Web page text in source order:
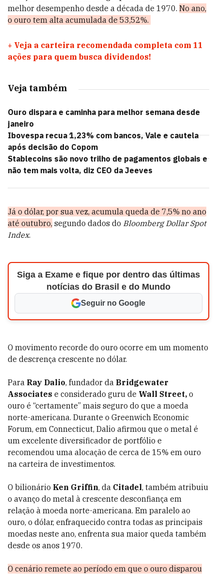
melhor desempenho desde a década de 1970. No ano,
o ouro tem alta acumulada de 53,52%.
+ Veja a carteira recomendada completa com 11
ações para quem busca dividendos!
Veja também
Ouro dispara e caminha para melhor semana desde
janeiro
Ibovespa recua 1,23% com bancos, Vale e cautela
após decisão do Copom
Stablecoins são novo trilho de pagamentos globais e
não tem mais volta, diz CEO da Jeeves
Já o dólar, por sua vez, acumula queda de 7,5% no ano
até outubro, segundo dados do Bloomberg Dollar Spot
Index.
Siga a Exame e fique por dentro das últimas
notícias do Brasil e do Mundo
Seguir no Google
O movimento recorde do ouro ocorre em um momento
de descrença crescente no dólar.
Para Ray Dalio, fundador da Bridgewater
Associates e considerado guru de Wall Street, o
ouro é “certamente” mais seguro do que a moeda
norte-americana. Durante o Greenwich Economic
Forum, em Connecticut, Dalio afirmou que o metal é
um excelente diversificador de portfólio e
recomendou uma alocação de cerca de 15% em ouro
na carteira de investimentos.
O bilionário Ken Griffin, da Citadel, também atribuiu
o avanço do metal à crescente desconfiança em
relação à moeda norte-americana. Em paralelo ao
ouro, o dólar, enfraquecido contra todas as principais
moedas neste ano, enfrenta sua maior queda também
desde os anos 1970.
O cenário remete ao período em que o ouro disparou